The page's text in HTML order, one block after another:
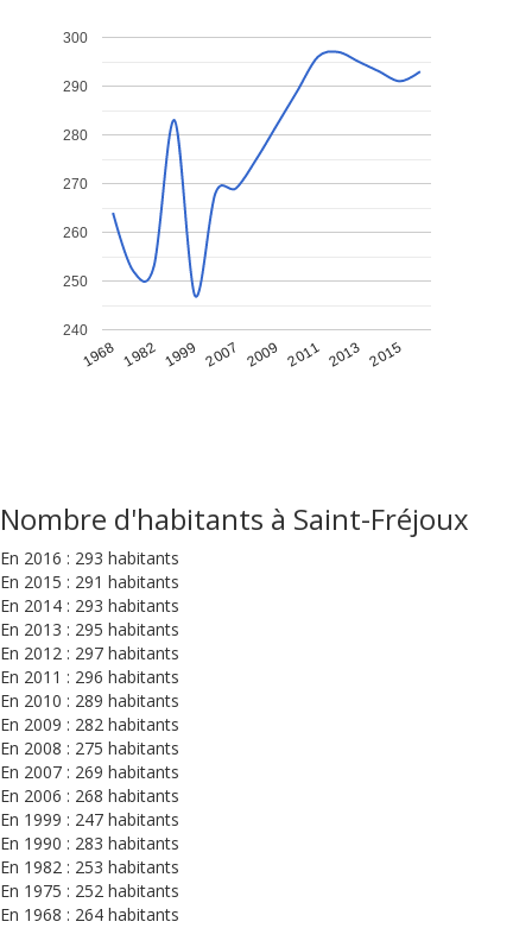
1968 1982 1999 2007 2009 2011 2013 2015
240
250
260
270
280
290
300
Nombre d'habitants à Saint-Fréjoux
En 2016 : 293 habitants
En 2015 : 291 habitants
En 2014 : 293 habitants
En 2013 : 295 habitants
En 2012 : 297 habitants
En 2011 : 296 habitants
En 2010 : 289 habitants
En 2009 : 282 habitants
En 2008 : 275 habitants
En 2007 : 269 habitants
En 2006 : 268 habitants
En 1999 : 247 habitants
En 1990 : 283 habitants
En 1982 : 253 habitants
En 1975 : 252 habitants
En 1968 : 264 habitants